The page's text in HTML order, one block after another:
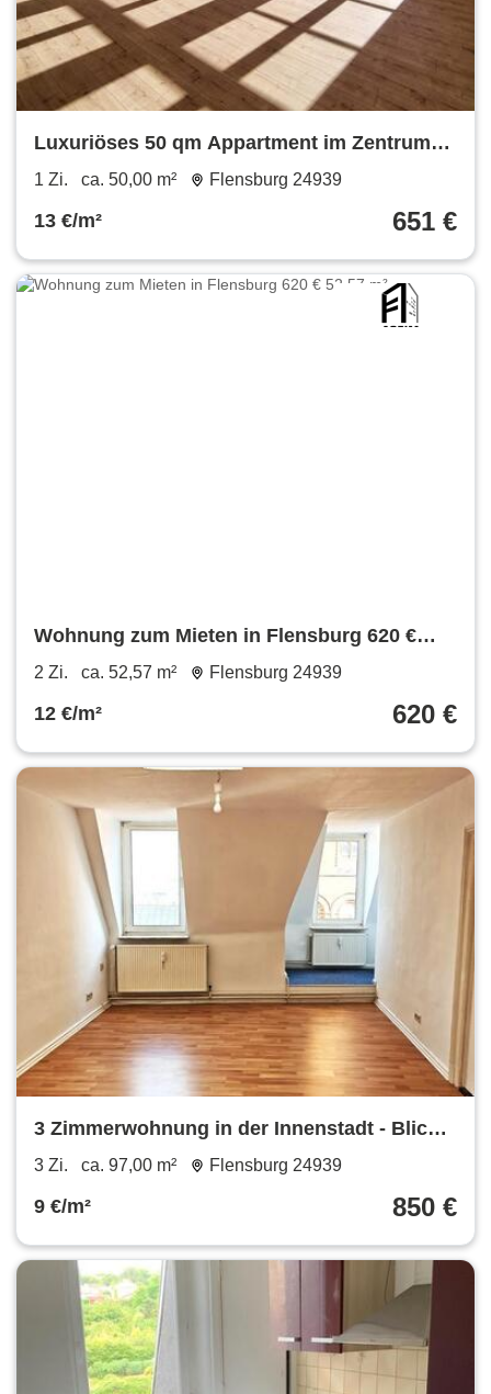
Luxuriöses 50 qm Appartment im Zentrum
von Flensburg
1 Zi. ca. 50,00 m² Flensburg 24939
13 €/m² 651 €
Wohnung zum Mieten in Flensburg 620 €
52.57 m²
2 Zi. ca. 52,57 m² Flensburg 24939
12 €/m² 620 €
3 Zimmerwohnung in der Innenstadt - Blick
über Flensburg - WG geeignet
3 Zi. ca. 97,00 m² Flensburg 24939
9 €/m² 850 €